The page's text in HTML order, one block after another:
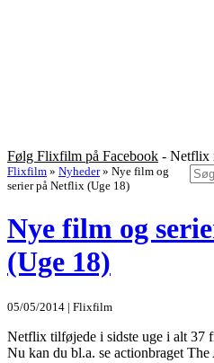
Følg Flixfilm på Facebook - Netflix
Flixfilm » Nyheder » Nye film og
serier på Netflix (Uge 18)
Nye film og
(Uge 18)
05/05/2014 | Flixfilm
Netflix tilføjede i sidste uge i alt 37
Nu kan du bl.a. se actionbraget